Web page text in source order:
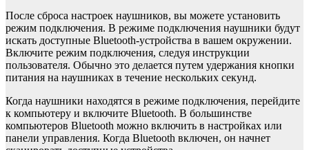
После сброса настроек наушников, вы можете установить
режим подключения. В режиме подключения наушники будут
искать доступные Bluetooth-устройства в вашем окружении.
Включите режим подключения, следуя инструкции
пользователя. Обычно это делается путем удержания кнопки
питания на наушниках в течение нескольких секунд.
Когда наушники находятся в режиме подключения, перейдите
к компьютеру и включите Bluetooth. В большинстве
компьютеров Bluetooth можно включить в настройках или
панели управления. Когда Bluetooth включен, он начнет